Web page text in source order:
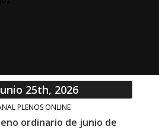
25th, 2026
PLENOS ONLINE
ordinario de junio de